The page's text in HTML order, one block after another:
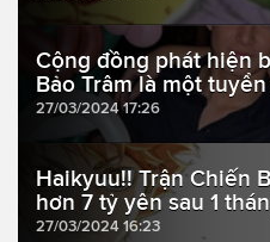
Cộng đồng phát hiện
Bảo Trâm là một
27/03/2024 17:26
Haikyuu!! Trận Chiến
hơn 7 tỷ yên sau 1
27/03/2024 16:23